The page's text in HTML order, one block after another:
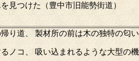
見つけた（豊中市旧能勢街道）
り道、 製材所の前は木の独特の匂
るノコ、 吸い込まれるような大型の